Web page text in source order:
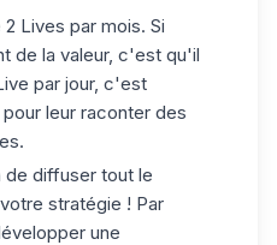
Lives par mois. Si
de la valeur, c'est qu'il
par jour, c'est
leur raconter des
de diffuser tout le
stratégie ! Par
une